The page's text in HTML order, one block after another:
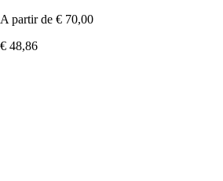
A partir de € 70,00
€ 48,86